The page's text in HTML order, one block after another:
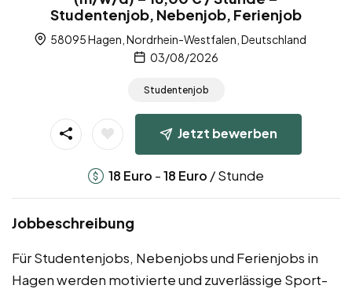
Studentenjob, Nebenjob, Ferienjob
58095 Hagen, Nordrhein-Westfalen, Deutschland
03/08/2026
Studentenjob
Jetzt bewerben
18 Euro -18 Euro / Stunde
Jobbeschreibung
Für Studentenjobs, Nebenjobs und Ferienjobs in
Hagen werden motivierte und zuverlässige Sport-